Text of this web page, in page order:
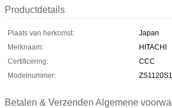
Productdetails
Plaats van herkomst:
Japan
Merknaam:
HITACHI
Certificering:
CCC
Modelnummer:
ZS1120S1
Betalen & Verzenden Algemene